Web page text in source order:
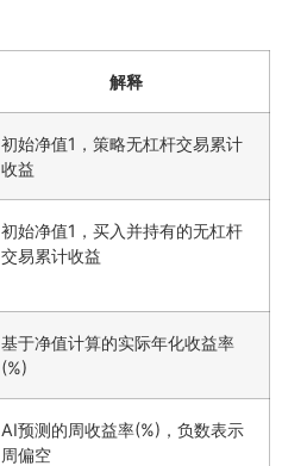
解释
初始净值1，策略无杠杆交易累计
收益
初始净值1，买入并持有的无杠杆
交易累计收益
基于净值计算的实际年化收益率
(%)
AI预测的周收益率(%)，负数表示
周偏空